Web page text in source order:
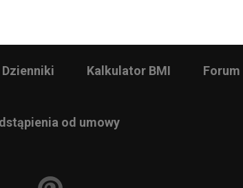
Dzienniki Kalkulator BMI Forum
od umowy